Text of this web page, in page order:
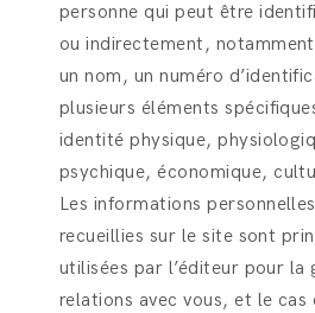
personne qui peut être
ou indirectement,
un nom, un numéro
plusieurs éléments
identité physique,
psychique, économique,
Les informations
recueillies sur le site sont
utilisées par l’éditeur pour la
relations avec vous, et le cas